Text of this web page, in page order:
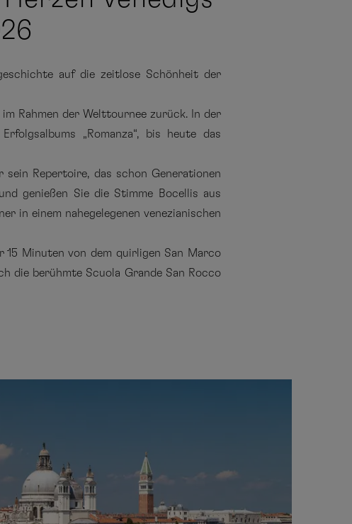
auf die zeitlose Schönheit der
Rahmen der Welttournee zurück. In der
„Romanza“, bis heute das
Repertoire, das schon Generationen
genießen Sie die Stimme Bocellis aus
in einem nahegelegenen venezianischen
15 Minuten von dem quirligen San Marco
die berühmte Scuola Grande San Rocco